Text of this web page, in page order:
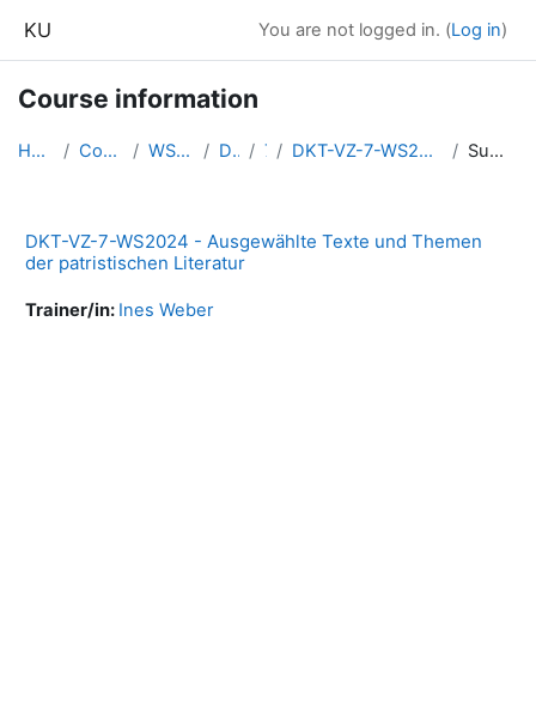
KU You are not logged in. (Log in)
Course information
Home Courses WS2024 DKT 7 DKT-VZ-7-WS2024-ATTPL Summary
DKT-VZ-7-WS2024 - Ausgewählte Texte und Themen
der patristischen Literatur
Trainer/in: Ines Weber